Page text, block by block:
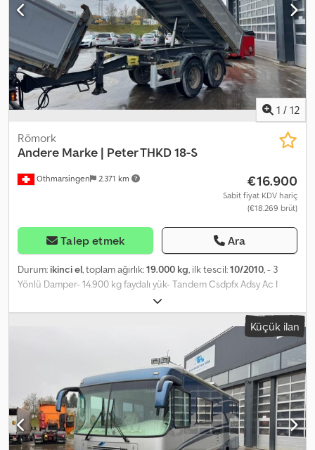
1 / 12
Othmarsingen 2.371 km
Römork
Andere Marke | Peter THKD 18-S
€16.900
Sabit fiyat KDV hariç
(€18.269 brüt)
Talep etmek Ara
Durum: ikinci el, toplam ağırlık:19.000 kg, ilk tescil:10/2010, - 3
Yönlü Damper- 14.900 kg faydalı yük- Tandem Csdpfx Adsy Ac I
Küçük ilan